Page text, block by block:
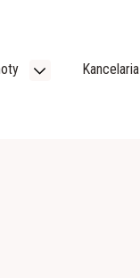
Kancelaria